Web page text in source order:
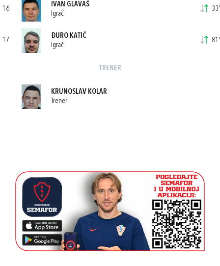
16
IVAN GLAVAŠ
Igrač
33'
17
ĐURO KATIĆ
Igrač
81'
TRENER
KRUNOSLAV KOLAR
Trener